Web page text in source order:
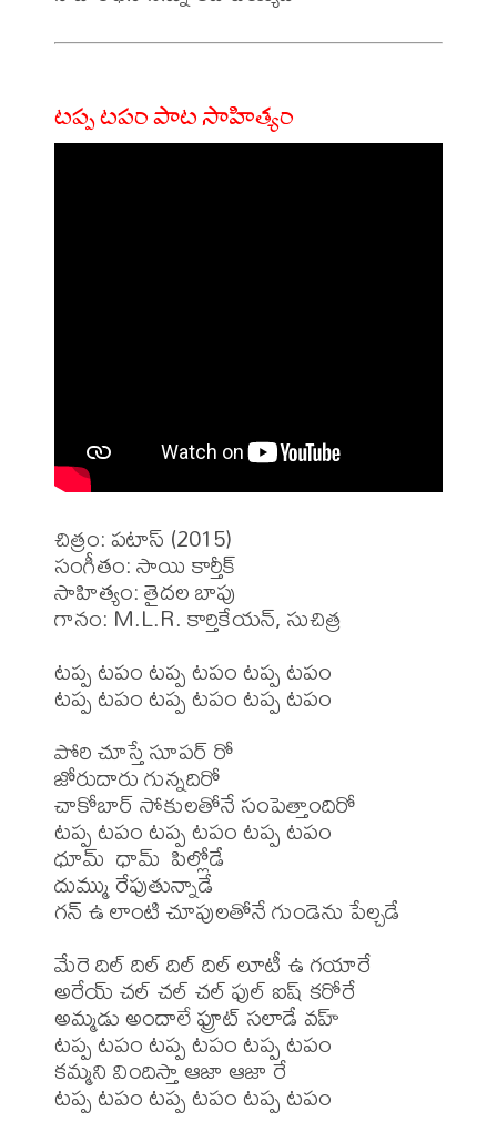
టప్ప టపం పాట సాహిత్యం
చిత్రం: పటాస్ (2015)
సంగీతం: సాయి కార్తీక్
సాహిత్యం: తైదల బాపు
గానం: M.L.R. కార్తికేయన్, సుచిత్ర
టప్ప టపం టప్ప టపం టప్ప టపం
టప్ప టపం టప్ప టపం టప్ప టపం
పోరి చూస్తే సూపర్ రో
జోరుదారు గున్నదిరో
చాకోబార్ సోకులతోనే సంపెత్తాందిరో
టప్ప టపం టప్ప టపం టప్ప టపం
ధూమ్  ధామ్  పిల్లోడే
దుమ్ము రేపుతున్నాడే
గన్ ఉ లాంటి చూపులతోనే గుండెను పేల్చడే
మేరె దిల్ దిల్ దిల్ దిల్ లూటీ ఉ గయారే
అరేయ్ చల్ చల్ చల్ ఫుల్ ఐష్ కరోరే
అమ్మడు అందాలే ఫ్రూట్ సలాడే వహ్
టప్ప టపం టప్ప టపం టప్ప టపం
కమ్మని విందిస్తా ఆజా ఆజా రే
టప్ప టపం టప్ప టపం టప్ప టపం